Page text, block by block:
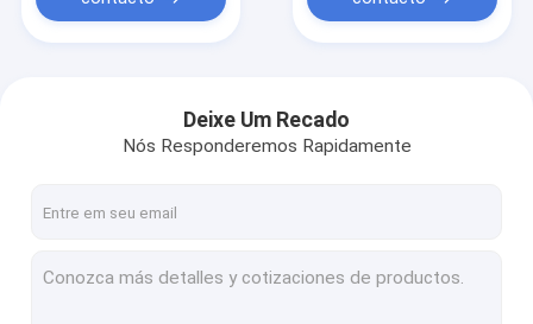
Sobre nós
Deixe Um Recado
Nós Responderemos Rapidamente